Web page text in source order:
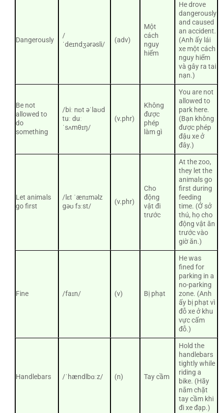
Dangerously
/
ˈdeɪndʒərəsli/
(adv)
Một
cách
nguy
hiểm
He drove
dangerously
and caused
an accident.
(Anh ấy lái
xe một cách
nguy hiểm
và gây ra tai
nạn.)
Be not
allowed to
do
something
/biː nɒt əˈlaʊd
tuː duː
ˈsʌmθɪŋ/
(v.phr)
Không
được
phép
làm gì
You are not
allowed to
park here.
(Bạn không
được phép
đậu xe ở
đây.)
Let animals
go first
/lɛt ˈænɪməlz
gəʊ fɜːst/
(v.phr)
Cho
động
vật đi
trước
At the zoo,
they let the
animals go
first during
feeding
time. (Ở sở
thú, họ cho
động vật ăn
trước vào
giờ ăn.)
Fine /faɪn/ (v) Bị phạt
He was
fined for
parking in a
no-parking
zone. (Anh
ấy bị phạt vì
đỗ xe ở khu
vực cấm
đỗ.)
Handlebars /ˈhændlbɑːz/ (n) Tay cầm
Hold the
handlebars
tightly while
riding a
bike. (Hãy
nắm chặt
tay cầm khi
đi xe đạp.)